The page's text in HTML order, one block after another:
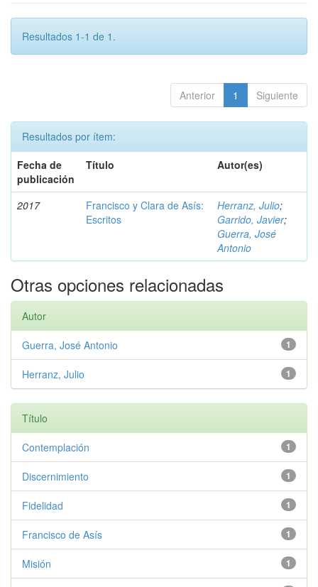
Resultados 1-1 de 1.
Anterior 1 Siguiente
Resultados por ítem:
Fecha de
publicación
Título Autor(es)
2017
Francisco y Clara de Asís:
Escritos
Herranz, Julio;
Garrido, Javier;
Guerra, José
Antonio
Otras opciones relacionadas
Autor
1
Guerra, José Antonio
1
Herranz, Julio
Título
1
Contemplación
1
Discernimiento
1
Fidelidad
1
Francisco de Asís
1
Misión